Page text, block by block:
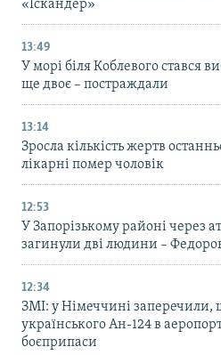
«Іскандер»
13:49
У морі біля Коблевого стався
ще двоє – постраждали
13:14
Зросла кількість жертв
лікарні помер чоловік
12:53
У Запорізькому районі через
загинули дві людини –
12:34
ЗМІ: у Німеччині заперечили,
українського Ан-124 в
боєприпаси